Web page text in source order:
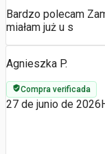
Bardzo polecam
miałam już u s
Agnieszka P.
Compra verificada
27 de junio de 2026